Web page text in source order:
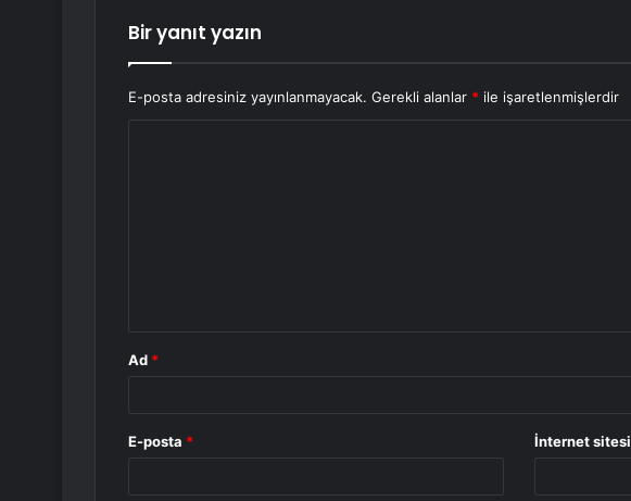
Bir yanıt yazın
E-posta adresiniz yayınlanmayacak. Gerekli alanlar * ile işaretlenmişlerdir
Ad *
E-posta * İnternet sitesi